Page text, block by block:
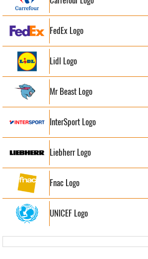
FedEx Logo
Lidl Logo
Mr Beast Logo
InterSport Logo
Liebherr Logo
Fnac Logo
UNICEF Logo